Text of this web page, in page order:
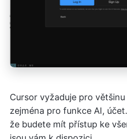
Cursor vyžaduje pro
zejména pro funkce AI,
že budete mít přístup ke